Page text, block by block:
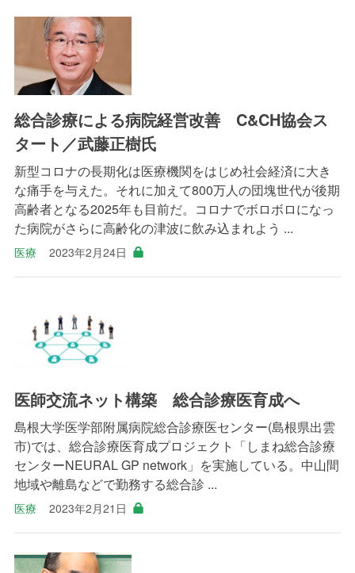
総合診療による病院経営改善 C&CH協会ス
タート／武藤正樹氏
新型コロナの長期化は医療機関をはじめ社会経済に大き
な痛手を与えた。それに加えて800万人の団塊世代が後期
高齢者となる2025年も目前だ。コロナでボロボロになっ
た病院がさらに高齢化の津波に飲み込まれよう ...
医療 2023年2月24日
医師交流ネット構築 総合診療医育成へ
島根大学医学部附属病院総合診療医センター(島根県出雲
市)では、総合診療医育成プロジェクト「しまね総合診療
センターNEURAL GP network」を実施している。中山間
地域や離島などで勤務する総合診 ...
医療 2023年2月21日